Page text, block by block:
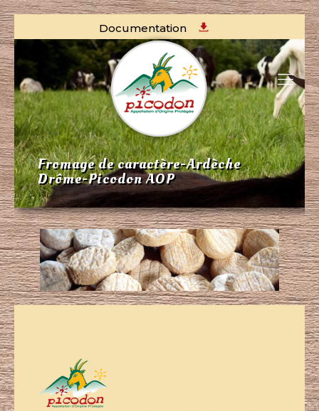
Documentation
Fromage de caractère-Ardèche
Drôme-Picodon AOP